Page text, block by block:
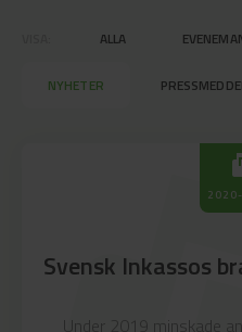
ALLA
NYHETER
Svensk Inkassos
Under 2019 minskade